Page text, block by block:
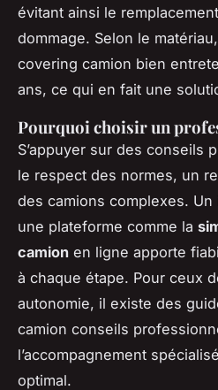
évitant ainsi le
dommage. Selon le
covering camion bien
ans, ce qui en fait une
Pourquoi choisir un
S’appuyer sur des conseils
le respect des normes, un
des camions complexes.
une plateforme comme la
camion en ligne apporte
à chaque étape. Pour ceux
autonomie, il existe des
camion conseils
l’accompagnement
optimal.